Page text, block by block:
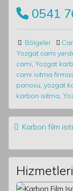
0541
Bölgeler
Yozgat cami
cami, Yozgat
cami isitma
panosu, yozgat
karbon isitma,
Post
Karbon film